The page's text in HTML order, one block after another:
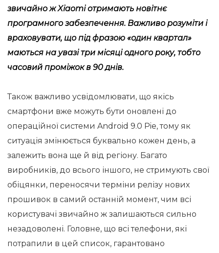
звичайно ж Xiaomi отримають новітнє
програмного забезпечення. Важливо розуміти і
враховувати, що під фразою «один квартал»
маються на увазі три місяці одного року, тобто
часовий проміжок в 90 днів.
Також важливо усвідомлювати, що якісь
смартфони вже можуть бути оновлені до
операційної системи Android 9.0 Pie, тому як
ситуація змінюється буквально кожен день, а
залежить вона ще й від регіону. Багато
виробників, до всього іншого, не стримують свої
обіцянки, переносячи терміни релізу нових
прошивок в самий останній момент, чим всі
користувачі звичайно ж залишаються сильно
незадоволені. Головне, що всі телефони, які
потрапили в цей список, гарантовано